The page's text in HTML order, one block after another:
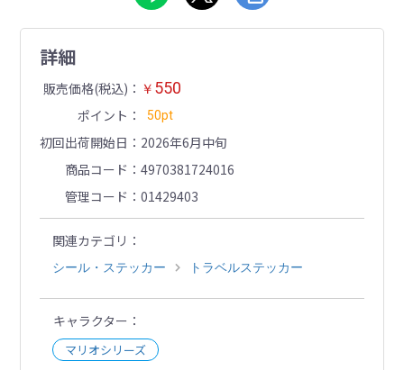
詳細
販売価格(税込) ￥ 550
ポイント 50pt
初回出荷開始日
2026年6月中旬
商品コード
4970381724016
管理コード
01429403
関連カテゴリ
シール・ステッカー トラベルステッカー
キャラクター
マリオシリーズ